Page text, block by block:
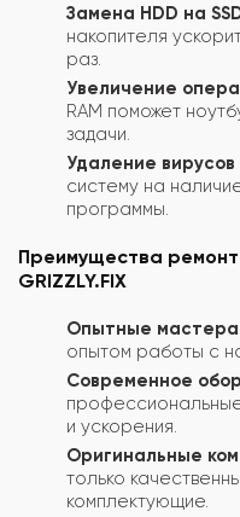
Замена HDD на
накопителя
раз.
Увеличение
RAM поможет
задачи.
Удаление
систему на
программы.
Преимущества
GRIZZLY.FIX
Опытные
опытом работы с
Современное
и ускорения.
Оригинальные
только
комплектующие.